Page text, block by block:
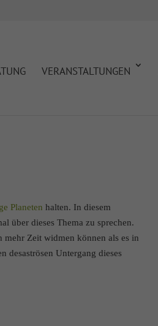
VERANSTALTUNGEN
Planeten halten. In diesem
über dieses Thema zu sprechen.
mehr Zeit widmen können als es in
desaströsen Untergang dieses